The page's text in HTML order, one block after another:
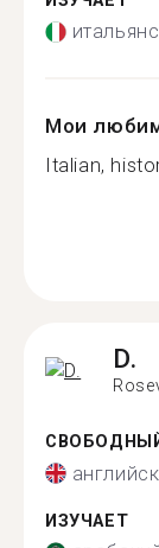
Мои
Italian,
D.
ИЗУЧАЕТ